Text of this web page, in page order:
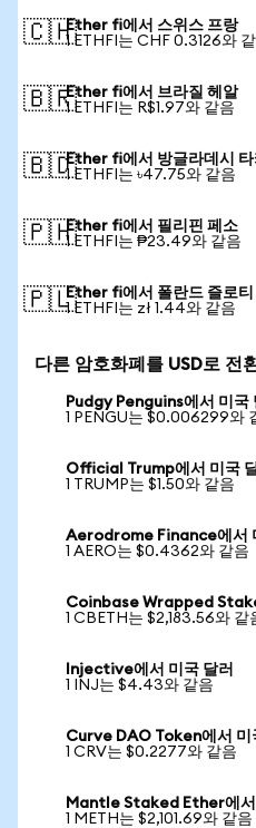
🇨🇭Ether fi에서 스위스 프랑
1 ETHFI는 CHF 0.3126와
🇧🇷Ether fi에서 브라질 헤알
1 ETHFI는 R$1.97와 같음
🇧🇩Ether fi에서 방글라데시 타
1 ETHFI는 ৳47.75와 같음
🇵🇭Ether fi에서 필리핀 페소
1 ETHFI는 ₱23.49와 같음
🇵🇱Ether fi에서 폴란드 즐로티
1 ETHFI는 zł 1.44와 같음
다른 암호화폐를 USD로 전
Pudgy Penguins에서 미국
1 PENGU는 $0.006299와
Official Trump에서 미국
1 TRUMP는 $1.50와 같음
Aerodrome Finance에서
1 AERO는 $0.4362와 같음
Coinbase Wrapped
1 CBETH는 $2,183.56와 같
Injective에서 미국 달러
1 INJ는 $4.43와 같음
Curve DAO Token에서 미
1 CRV는 $0.2277와 같음
Mantle Staked Ether에서
1 METH는 $2,101.69와 같음